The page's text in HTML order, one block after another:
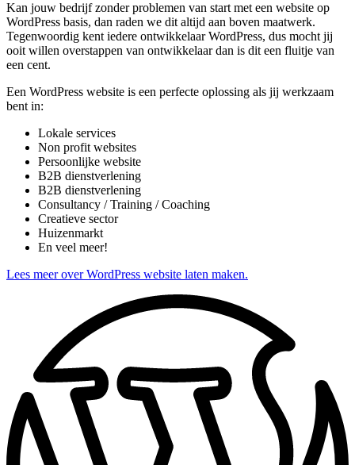
Kan jouw bedrijf zonder problemen van start met een website op
WordPress basis, dan raden we dit altijd aan boven maatwerk.
Tegenwoordig kent iedere ontwikkelaar WordPress, dus mocht jij
ooit willen overstappen van ontwikkelaar dan is dit een fluitje van
een cent.
Een WordPress website is een perfecte oplossing als jij werkzaam
bent in:
Lokale services
Non profit websites
Persoonlijke website
B2B dienstverlening
B2B dienstverlening
Consultancy / Training / Coaching
Creatieve sector
Huizenmarkt
En veel meer!
Lees meer over WordPress website laten maken.